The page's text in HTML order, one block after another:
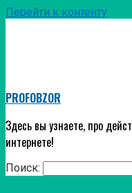
Перейти к контенту
PROFOBZOR
Здесь вы узнаете, про
интернете!
Поиск: